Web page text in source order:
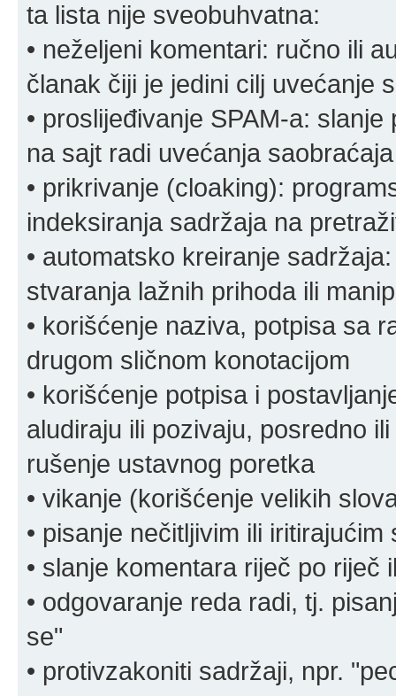
ta lista nije sveobuhvatna:
• neželjeni komentari: ručno ili
članak čiji je jedini cilj uvećanje
• proslijeđivanje SPAM-a:
na sajt radi uvećanja
• prikrivanje (cloaking):
indeksiranja sadržaja na
• automatsko kreiranje
stvaranja lažnih prihoda ili
• korišćenje naziva, potpisa sa
drugom sličnom konotacijom
• korišćenje potpisa i
aludiraju ili pozivaju, posredno
rušenje ustavnog poretka
• vikanje (korišćenje velikih
• pisanje nečitljivim ili iritirajućim
• slanje komentara riječ po riječ
• odgovaranje reda radi, tj.
se"
• protivzakoniti sadržaji, npr.